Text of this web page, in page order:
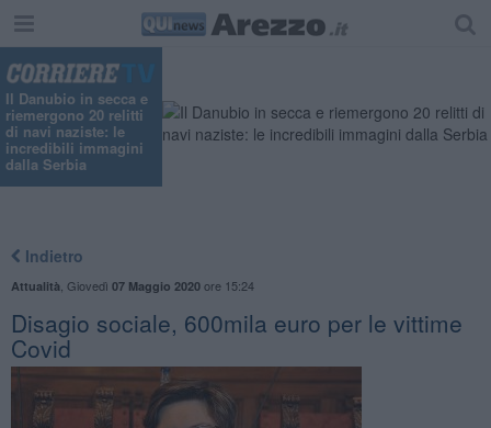
Il Danubio in secca e
riemergono 20 relitti
di navi naziste: le
incredibili immagini
dalla Serbia
Indietro
Attualità Giovedì 07 Maggio 2020ore 15:24
Disagio sociale, 600mila euro per le vittime
Covid